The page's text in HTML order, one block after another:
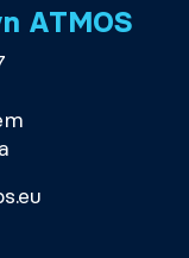
ATMOS